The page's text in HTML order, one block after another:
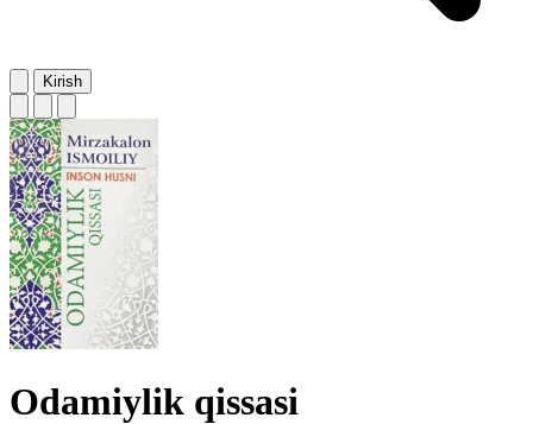
Kirish
Odamiylik qissasi